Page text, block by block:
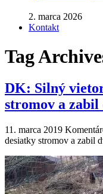
2. marca 2026
Kontakt
Tag
DK: Silný
stromov a zabil
11. marca 2019
desiatky stromov a zabil